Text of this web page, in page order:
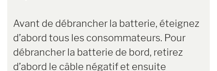
Avant de débrancher la batterie, éteignez
d’abord tous les consommateurs. Pour
débrancher la batterie de bord, retirez
d’abord le câble négatif et ensuite